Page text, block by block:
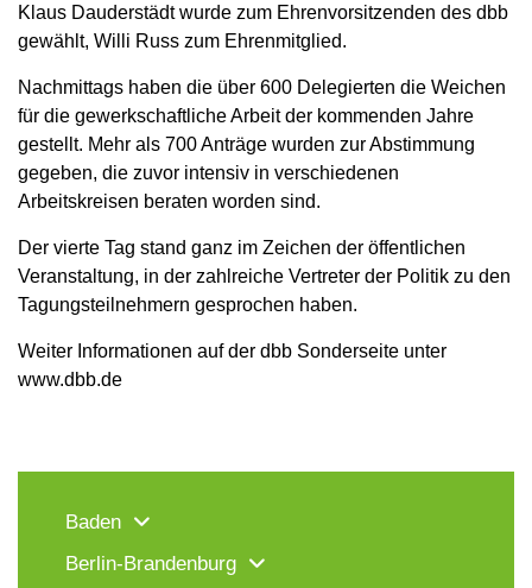
Klaus Dauderstädt wurde zum Ehrenvorsitzenden des dbb
gewählt, Willi Russ zum Ehrenmitglied.
Nachmittags haben die über 600 Delegierten die Weichen
für die gewerkschaftliche Arbeit der kommenden Jahre
gestellt. Mehr als 700 Anträge wurden zur Abstimmung
gegeben, die zuvor intensiv in verschiedenen
Arbeitskreisen beraten worden sind.
Der vierte Tag stand ganz im Zeichen der öffentlichen
Veranstaltung, in der zahlreiche Vertreter der Politik zu den
Tagungsteilnehmern gesprochen haben.
Weiter Informationen auf der dbb Sonderseite unter
www.dbb.de
Baden
Berlin-Brandenburg